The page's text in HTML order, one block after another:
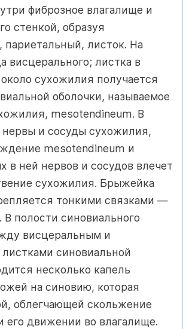
фиброзное влагалище и
стенкой, образуя
париетальный, листок. На
висцерального; листка в
сухожилия получается
оболочки, называемое
mesotendineum. В
и сосуды сухожилия,
mesotendineum и
в ней нервов и сосудов влечет
сухожилия. Брыжейка
тонкими связками —
В полости синовиального
висцеральным и
синовиальной
несколько капель
на синовию, которая
облегчающей скольжение
его движении во влагалище.